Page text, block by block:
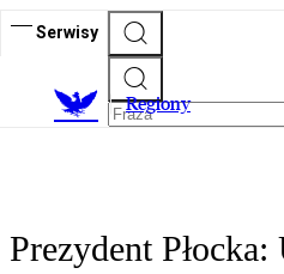
Serwisy
Regiony
Prezydent